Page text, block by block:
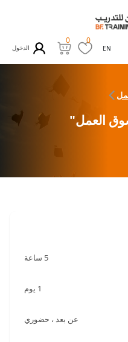
EN
0
0
الدخول
العمل"
5 ساعة
1 يوم
عن بعد ، حضوري